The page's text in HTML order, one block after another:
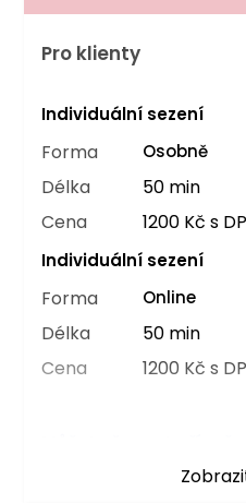
Pro klienty
Individuální sezení
Forma Osobně
Délka
50 min
Cena
1200 Kč s
Individuální sezení
Forma Online
Délka
50 min
Cena
1200 Kč s